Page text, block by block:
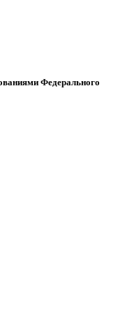
Федерального